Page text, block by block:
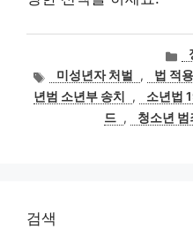
카
테
고
리
태
그
미성년자 처벌 , 법 적용
년범 소년부 송치
, 소년법
드 , 청소년 범
검색